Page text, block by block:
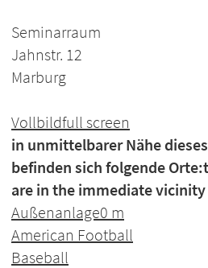
Seminarraum
Jahnstr. 12
Marburg
Vollbildfull screen
in unmittelbarer Nähe
befinden sich folgende Orte:
are in the immediate
Außenanlage0 m
American Football
Baseball